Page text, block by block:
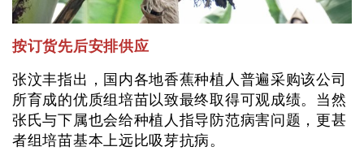
按订货先后安排供应
张汶丰指出，国内各地香蕉种植人普遍采购该公司
所育成的优质组培苗以致最终取得可观成绩。当然
张氏与下属也会给种植人指导防范病害问题，更甚
者组培苗基本上远比吸芽抗病。